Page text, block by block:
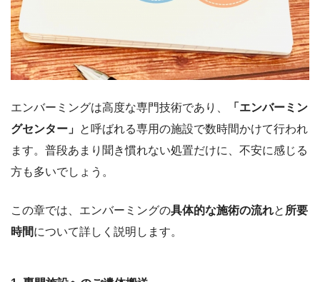
エンバーミングは高度な専門技術であり、
「エンバーミン
グセンター」 と呼ばれる専用の施設で数時間かけて行われ
ます。普段あまり聞き慣れない処置だけに、不安に感じる
方も多いでしょう。
この章では、エンバーミングの具体的な施術の流れと 所要
時間について詳しく説明します。